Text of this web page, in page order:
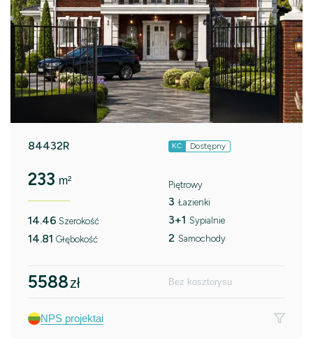
84432R KC Dostępny
233 m²
14.46 Szerokość
14.81 Głębokość
Piętrowy
3 Łazienki
3+1 Sypialnie
2 Samochody
5588zł Bez kosztorysu
NPS projektai